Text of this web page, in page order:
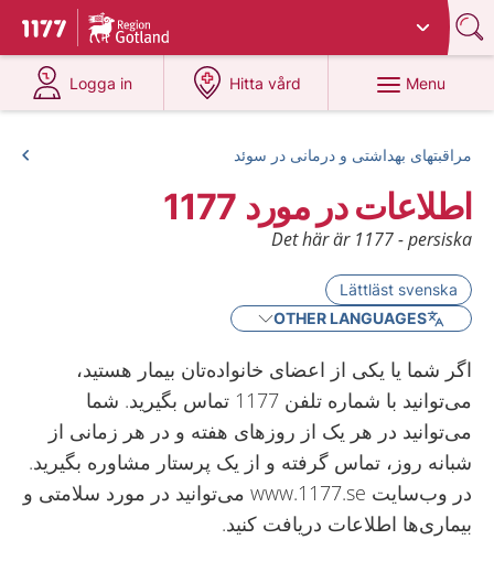
To start page for 1177
Du har valt region
Logga in
at 1177.se
Hitta vård
at 1177.se
Menu
مراقبتهای بهداشتی و درمانی در سوئد
اطلاعات در مورد 1177
Det här är 1177 - persiska
Lättläst svenska
OTHER LANGUAGES
اگر شما یا یکی از اعضای خانواده‌تان بیمار هستید،
می‌توانید با شماره تلفن 1177 تماس بگیرید. شما
می‌توانید در هر یک از روزهای هفته و در هر زمانی از
شبانه روز، تماس گرفته و از یک پرستار مشاوره بگیرید.
در وب‌سایت www.1177.se می‌توانید در مورد سلامتی و
بیماری‌ها اطلاعات دریافت کنید.